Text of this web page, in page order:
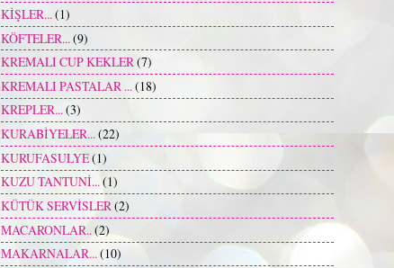
KİŞLER...(1)
KÖFTELER... (9)
KREMALI CUP KEKLER(7)
KREMALI PASTALAR ...(18)
KREPLER...(3)
KURABİYELER...(22)
KURUFASULYE(1)
KUZU TANTUNİ...(1)
KÜTÜK SERVİSLER(2)
MACARONLAR.. (2)
MAKARNALAR...(10)